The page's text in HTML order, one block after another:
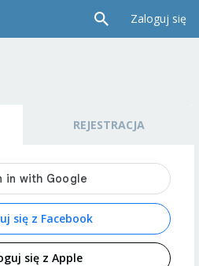
Zaloguj się
REJESTRACJA
się z Facebook
się z Apple